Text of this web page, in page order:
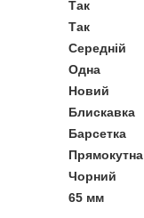
Так
Так
Середній
Одна
Новий
Блискавка
Барсетка
Прямокутна
Чорний
65 мм